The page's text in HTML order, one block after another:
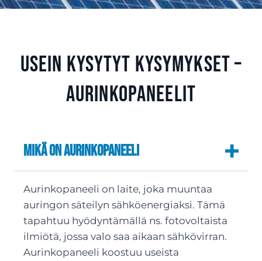
Usein kysytyt kysymykset –
aurinkopaneelit
Mikä on aurinkopaneeli
Aurinkopaneeli on laite, joka muuntaa
auringon säteilyn sähköenergiaksi. Tämä
tapahtuu hyödyntämällä ns. fotovoltaista
ilmiötä, jossa valo saa aikaan sähkövirran.
Aurinkopaneeli koostuu useista